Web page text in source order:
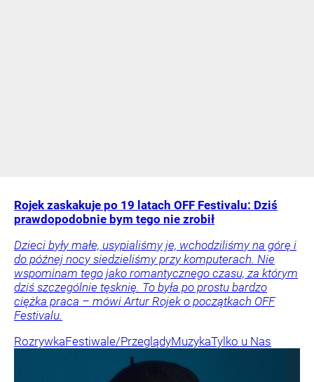
Rojek zaskakuje po 19 latach OFF Festivalu: Dziś
prawdopodobnie bym tego nie zrobił
Dzieci były małe, usypialiśmy je, wchodziliśmy na górę i
do późnej nocy siedzieliśmy przy komputerach. Nie
wspominam tego jako romantycznego czasu, za którym
dziś szczególnie tęsknię. To była po prostu bardzo
ciężka praca – mówi Artur Rojek o początkach OFF
Festivalu.
RozrywkaFestiwale/PrzeglądyMuzykaTylko u Nas